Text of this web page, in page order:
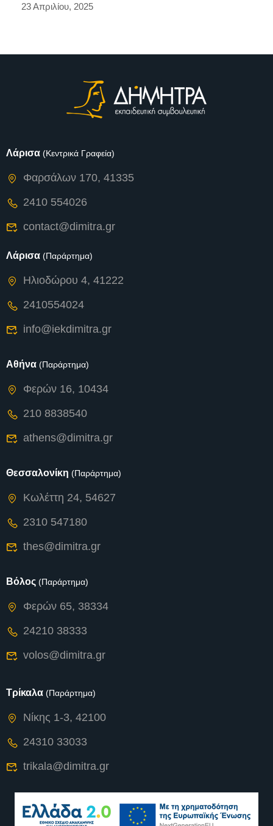
23 Απριλίου, 2025
Λάρισα (Κεντρικά Γραφεία)
Φαρσάλων 170, 41335
2410 554026
contact@dimitra.gr
Λάρισα (Παράρτημα)
Ηλιοδώρου 4, 41222
2410554024
info@iekdimitra.gr
Αθήνα (Παράρτημα)
Φερών 16, 10434
210 8838540
athens@dimitra.gr
Θεσσαλονίκη (Παράρτημα)
Κωλέττη 24, 54627
2310 547180
thes@dimitra.gr
Βόλος (Παράρτημα)
Φερών 65, 38334
24210 38333
volos@dimitra.gr
Τρίκαλα (Παράρτημα)
Νίκης 1-3, 42100
24310 33033
trikala@dimitra.gr